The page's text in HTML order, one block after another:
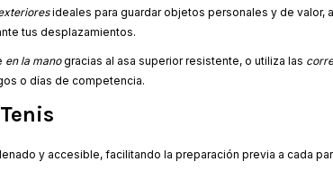
ideales para guardar objetos personales y de valor,
tus desplazamientos.
en la manogracias al asa superior resistente, o utiliza las
o días de competencia.
y accesible, facilitando la preparación previa a cada